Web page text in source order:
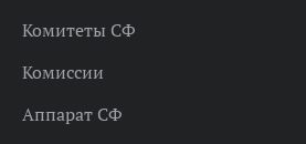
Комитеты СФ
Комиссии
Аппарат СФ